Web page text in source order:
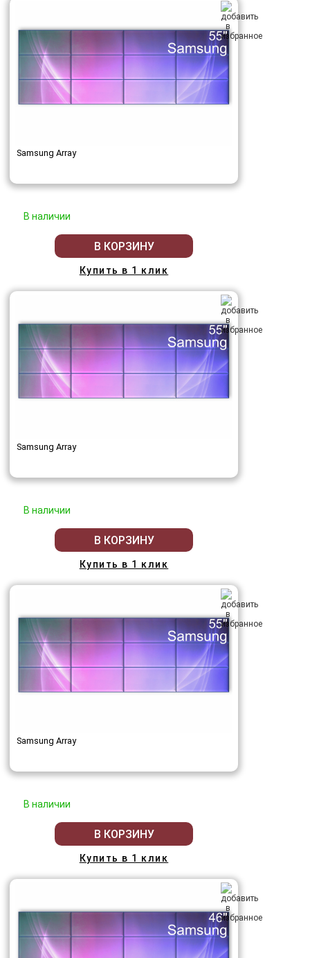
Samsung Array
В наличии
В КОРЗИНУ
Купить в 1 клик
Samsung Array
В наличии
В КОРЗИНУ
Купить в 1 клик
Samsung Array
В наличии
В КОРЗИНУ
Купить в 1 клик